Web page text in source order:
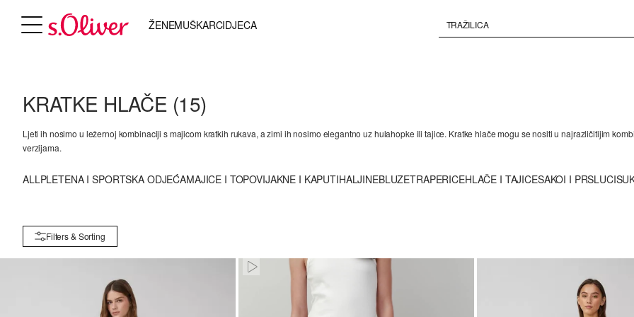
ŽENEMUŠKARCIDJECA
KRATKE HLAČE (15)
Ljeti ih nosimo u ležernoj kombinaciji s majicom kratkih rukava, a zimi ih nosimo elegantno uz hulahopke ili tajice. Kratke hlače mogu se nositi u najrazličitijim
verzijama.
ALLPLETENA I SPORTSKA ODJEĆAMAJICE I TOPOVIJAKNE I KAPUTIHALJINEBLUZETRAPERICEHLAČE I TAJICESAKOI I PRSLUCI
Filters & Sorting
Paused • Muted